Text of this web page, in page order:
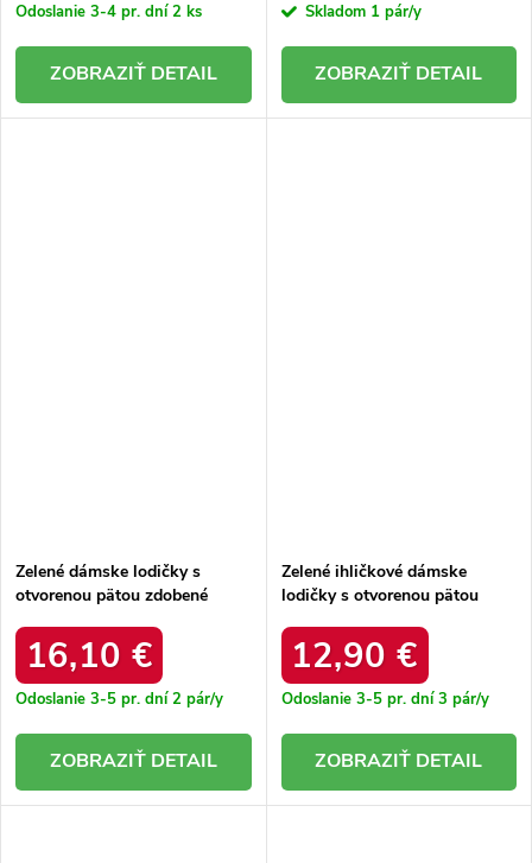
Odoslanie 3-4 pr. dní2 ks
DETAIL
Skladom 1 pár/y
DETAIL
Zelené dámske lodičky s
otvorenou pätou zdobené
GREEN
16,10 €
Odoslanie 3-5 pr. dní2 pár/y
DETAIL
Zelené ihličkové dámske
lodičky s otvorenou pätou
GREEN
12,90 €
Odoslanie 3-5 pr. dní3 pár/y
DETAIL